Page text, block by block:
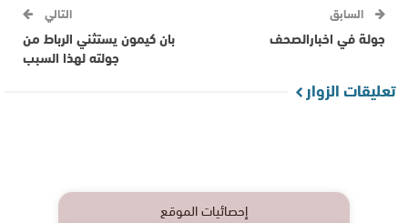
السابق
جولة في اخبارالصحف
التالي
بان كيمون يستثني الرباط من
جولته لهذا السبب
تعليقات الزوار
إحصائيات الموقع